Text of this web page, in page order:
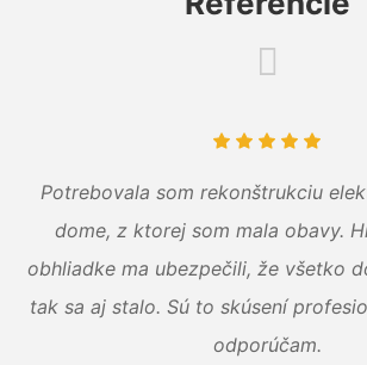
Potrebovala som rekonštrukciu
dome, z ktorej som mala obavy.
obhliadke ma ubezpečili, že všetko
tak sa aj stalo. Sú to skúsení
odporúčam.